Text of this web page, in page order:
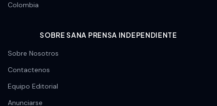
Colombia
SOBRE SANA PRENSA INDEPENDIENTE
Sobre Nosotros
Contactenos
Equipo Editorial
Anunciarse